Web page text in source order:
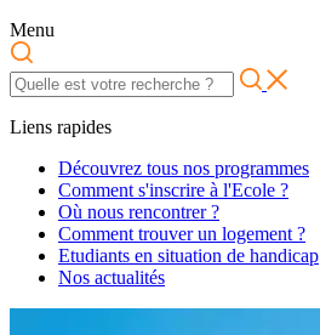
Menu
Liens rapides
Découvrez tous nos programmes
Comment s'inscrire à l'Ecole ?
Où nous rencontrer ?
Comment trouver un logement ?
Etudiants en situation de handicap
Nos actualités